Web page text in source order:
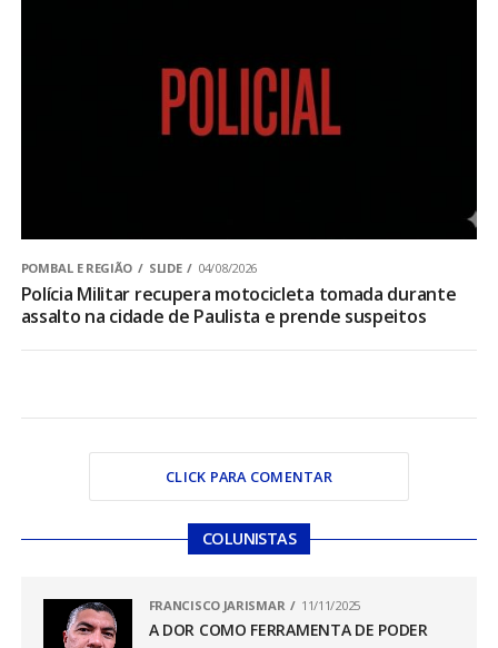
POMBAL E REGIÃO SLIDE 04/08/2026
Polícia Militar recupera motocicleta tomada durante
assalto na cidade de Paulista e prende suspeitos
CLICK PARA COMENTAR
COLUNISTAS
FRANCISCO JARISMAR 11/11/2025
A DOR COMO FERRAMENTA DE PODER